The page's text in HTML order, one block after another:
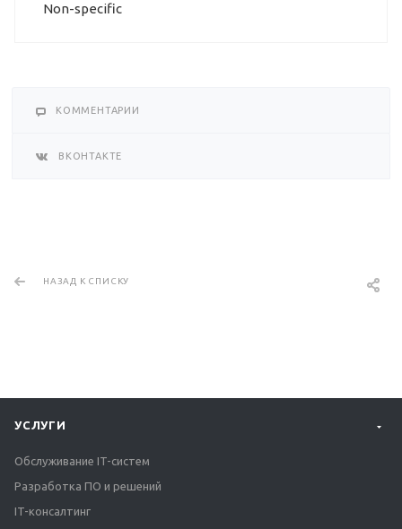
Non-specific
КОММЕНТАРИИ
ВКОНТАКТЕ
НАЗАД К СПИСКУ
УСЛУГИ
Обслуживание IT-систем
Разработка ПО и решений
IT-консалтинг